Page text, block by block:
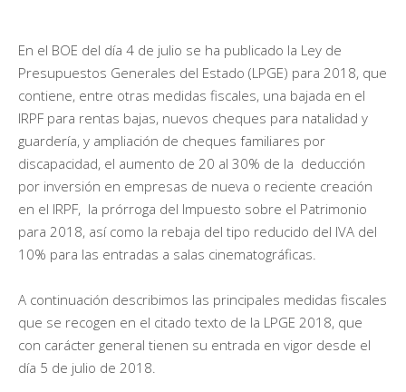
En el BOE del día 4 de julio se ha publicado la Ley de
Presupuestos Generales del Estado (LPGE) para 2018, que
contiene, entre otras medidas fiscales, una bajada en el
IRPF para rentas bajas, nuevos cheques para natalidad y
guardería, y ampliación de cheques familiares por
discapacidad, el aumento de 20 al 30% de la deducción
por inversión en empresas de nueva o reciente creación
en el IRPF, la prórroga del Impuesto sobre el Patrimonio
para 2018, así como la rebaja del tipo reducido del IVA del
10% para las entradas a salas cinematográficas.
A continuación describimos las principales medidas fiscales
que se recogen en el citado texto de la LPGE 2018, que
con carácter general tienen su entrada en vigor desde el
día 5 de julio de 2018.